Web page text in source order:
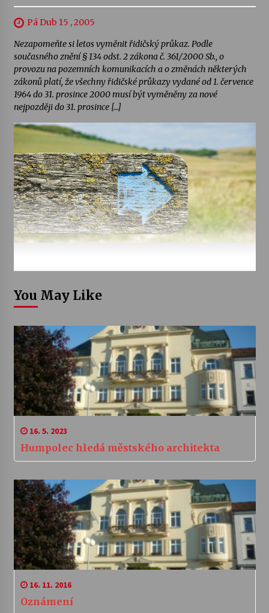
Pá Dub 15 , 2005
Nezapomeňte si letos vyměnit řidičský průkaz. Podle
současného znění § 134 odst. 2 zákona č. 361/2000 Sb., o
provozu na pozemních komunikacích a o změnách některých
zákonů platí, že všechny řidičské průkazy vydané od 1. července
1964 do 31. prosince 2000 musí být vyměněny za nové
nejpozději do 31. prosince […]
You May Like
16. 5. 2023
Humpolec hledá městského architekta
16. 11. 2016
Oznámení